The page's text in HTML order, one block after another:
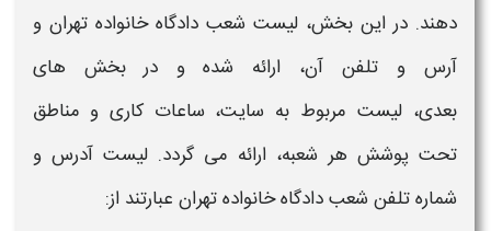
دهند. در این بخش، لیست شعب دادگاه خانواده تهران و
آرس و تلفن آن،
ارائه شده و در بخش های
بعدی، لیست مربوط به سایت، ساعات کاری و مناطق
تحت پوشش هر شعبه، ارائه می گردد. لیست آدرس و
شماره تلفن شعب دادگاه خانواده تهران عبارتند از: